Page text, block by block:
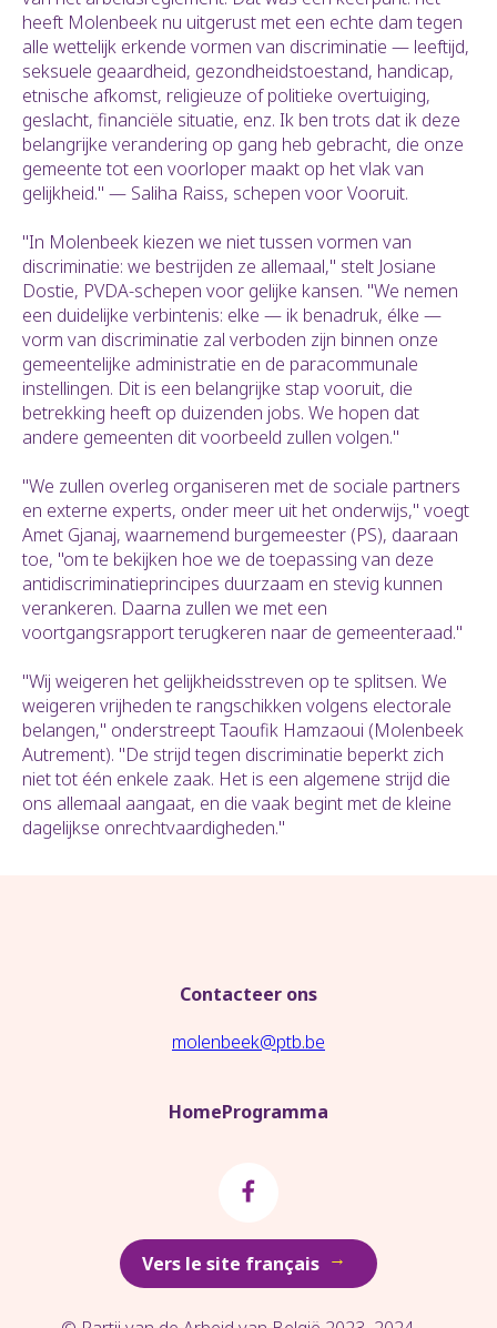
heeft Molenbeek nu uitgerust met een echte dam tegen
alle wettelijk erkende vormen van discriminatie — leeftijd,
seksuele geaardheid, gezondheidstoestand, handicap,
etnische afkomst, religieuze of politieke overtuiging,
geslacht, financiële situatie, enz. Ik ben trots dat ik deze
belangrijke verandering op gang heb gebracht, die onze
gemeente tot een voorloper maakt op het vlak van
gelijkheid." — Saliha Raiss, schepen voor Vooruit.
"In Molenbeek kiezen we niet tussen vormen van
discriminatie: we bestrijden ze allemaal," stelt Josiane
Dostie, PVDA-schepen voor gelijke kansen. "We nemen
een duidelijke verbintenis: elke — ik benadruk, élke —
vorm van discriminatie zal verboden zijn binnen onze
gemeentelijke administratie en de paracommunale
instellingen. Dit is een belangrijke stap vooruit, die
betrekking heeft op duizenden jobs. We hopen dat
andere gemeenten dit voorbeeld zullen volgen."
"We zullen overleg organiseren met de sociale partners
en externe experts, onder meer uit het onderwijs," voegt
Amet Gjanaj, waarnemend burgemeester (PS), daaraan
toe, "om te bekijken hoe we de toepassing van deze
antidiscriminatieprincipes duurzaam en stevig kunnen
verankeren. Daarna zullen we met een
voortgangsrapport terugkeren naar de gemeenteraad."
"Wij weigeren het gelijkheidsstreven op te splitsen. We
weigeren vrijheden te rangschikken volgens electorale
belangen," onderstreept Taoufik Hamzaoui (Molenbeek
Autrement). "De strijd tegen discriminatie beperkt zich
niet tot één enkele zaak. Het is een algemene strijd die
ons allemaal aangaat, en die vaak begint met de kleine
dagelijkse onrechtvaardigheden."
Contacteer ons
molenbeek@ptb.be
HomeProgramma
Vers le site français →